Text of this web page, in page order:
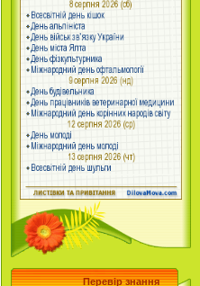
Перевір знання